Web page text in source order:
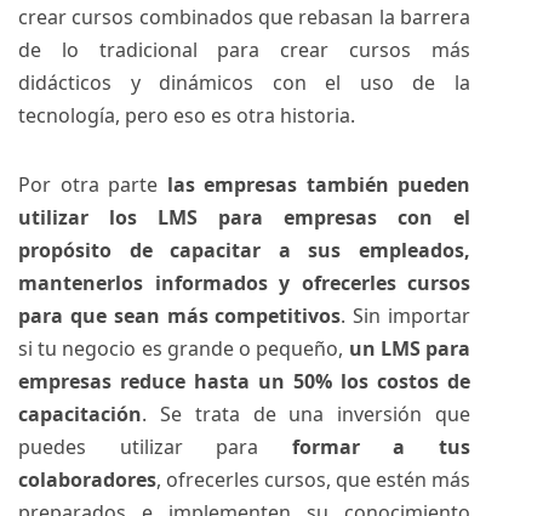
crear cursos combinados que rebasan la barrera
de lo tradicional para crear cursos más
didácticos y dinámicos con el uso de la
tecnología, pero eso es otra historia.
Por otra parte las empresas también pueden
utilizar los LMS para empresas con el
propósito de capacitar a sus empleados,
mantenerlos informados y ofrecerles cursos
para que sean más competitivos. Sin importar
si tu negocio es grande o pequeño, un LMS para
empresas reduce hasta un 50% los costos de
capacitación. Se trata de una inversión que
puedes utilizar para formar a tus
colaboradores, ofrecerles cursos, que estén más